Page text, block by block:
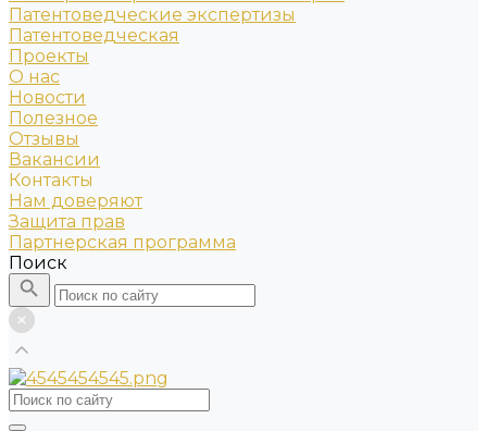
Патентоведческие экспертизы
Патентоведческая
Проекты
О нас
Новости
Полезное
Отзывы
Вакансии
Контакты
Нам доверяют
Защита прав
Партнерская программа
Поиск